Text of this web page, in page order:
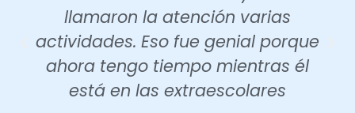
llamaron la atención varias
actividades. Eso fue genial porque
ahora tengo tiempo mientras él
está en las extraescolares